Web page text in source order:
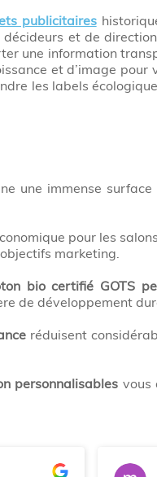
publicitaires
et de
une information
et d’image
les labels
une immense
pour les
marketing.
bio certifié GOTS
de développement
réduisent
personnalisables vous